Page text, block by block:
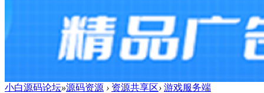
小白源码论坛»源码资源 › 资源共享区› 游戏服务端